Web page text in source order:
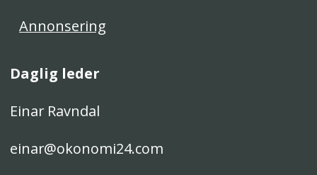
Annonsering
Daglig leder
Einar Ravndal
einar@okonomi24.com